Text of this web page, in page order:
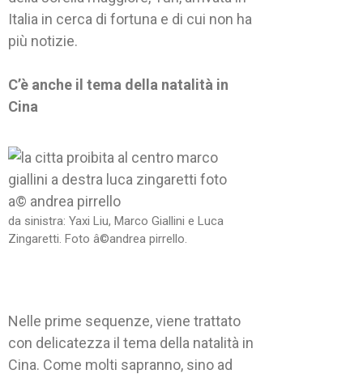
Italia in cerca di fortuna e di cui non ha
più notizie.
C’è anche il tema della natalità in
Cina
da sinistra: Yaxi Liu, Marco Giallini e Luca
Zingaretti. Foto â©andrea pirrello.
Nelle prime sequenze, viene trattato
con delicatezza il tema della natalità in
Cina. Come molti sapranno, sino ad